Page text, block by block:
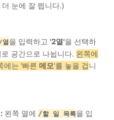
눈에 잘 띕니다.)
/열 을 입력하고 '2열'을 선택하
공간으로 나뉩니다. 왼쪽에
에는 '빠른 메모'를 놓을 겁니
왼쪽 열에 /할 일 목록을 입